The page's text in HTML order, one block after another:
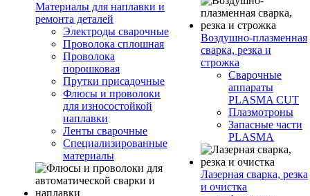
Материалы для наплавки и
ремонта деталей
Электроды сварочные
Проволока сплошная
Проволока
порошковая
Прутки присадочные
Флюсы и проволоки
для износостойкой
наплавки
Ленты сварочные
Специализированные
материалы
Воздушно-плазменная
сварка, резка и
строжка
Сварочные
аппараты
PLASMA CUT
Плазмотроны
Запасные части
PLASMA
Лазерная сварка, резка
и очистка